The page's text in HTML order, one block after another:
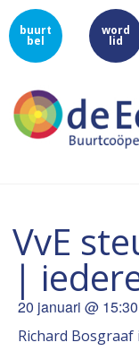
buurt
bel
word
lid
VvE
|
20 januari @ 15:30
Richard Bosgraaf